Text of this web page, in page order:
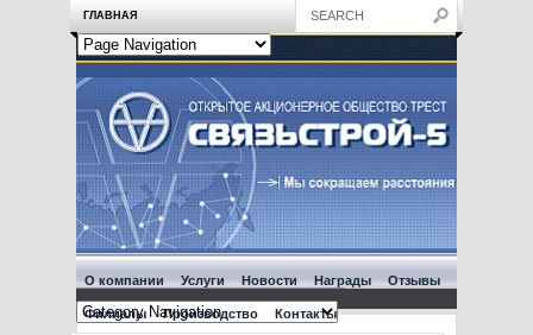
ГЛАВНАЯ
О компании Услуги Новости Награды Отзывы
Филиалы Производство Контакты